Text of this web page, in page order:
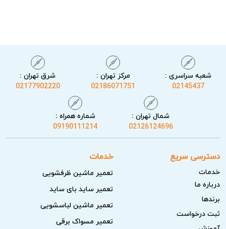
خدمات آریابهکار برای تعمیر دستگاه بخور سرد در
تیم آریابهکار با تشخیص دقیق مشکل و تست کامل عملکرد پس
از تعمیر، تضمین کاهش برگشت خرابی را ارائه می‌دهد. خدمات
ما به گونه‌ای طراحی شده که ایمنی دستگاه و بهره‌وری آن به
حداکثر برسد. هزینه‌های تعمیر مطابق نرخ اتحادیه و منصفانه
اعلام خواهد شد.
شعبه سراسری :
02145437
مرکز تهران :
02186071751
شرق تهران :
02177902220
شمال تهران :
02126124696
شماره همراه :
09190111214
دسترسی سریع
خدمات
درباره ما
برندها
ثبت درخواست
خدمات
تعمیر ماشین ظرفشویی
تعمیر ساید بای ساید
تعمیر ماشین لباسشویی
تعمیر مسواک برقی